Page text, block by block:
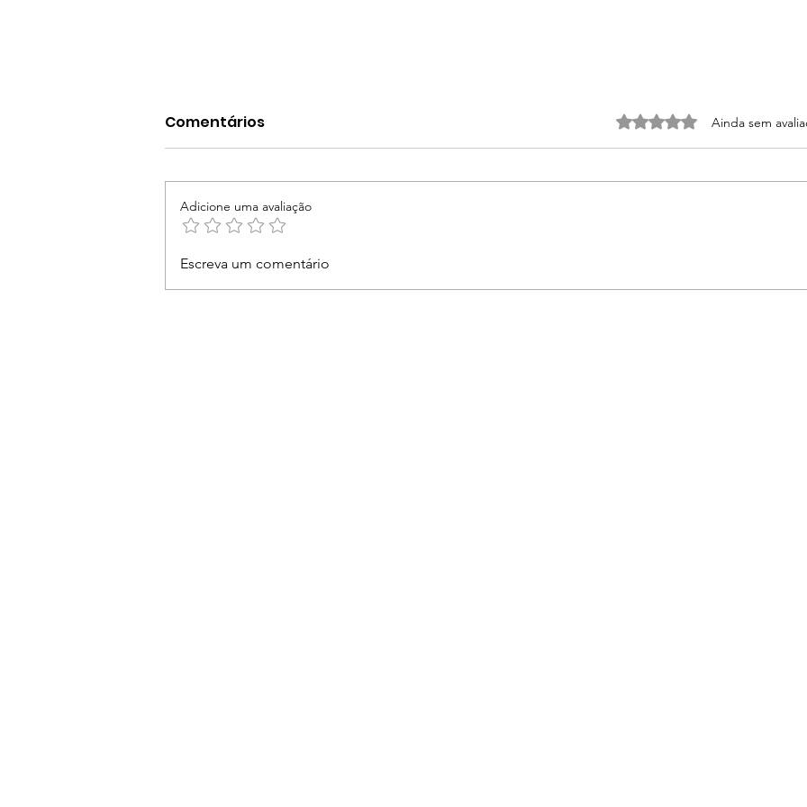
Bia encara argentina na
estreia do Australian
conhecem adversários
Comentários Avaliado com 0 de 5
Ainda sem
Adicione uma avaliação
Escreva um comentário